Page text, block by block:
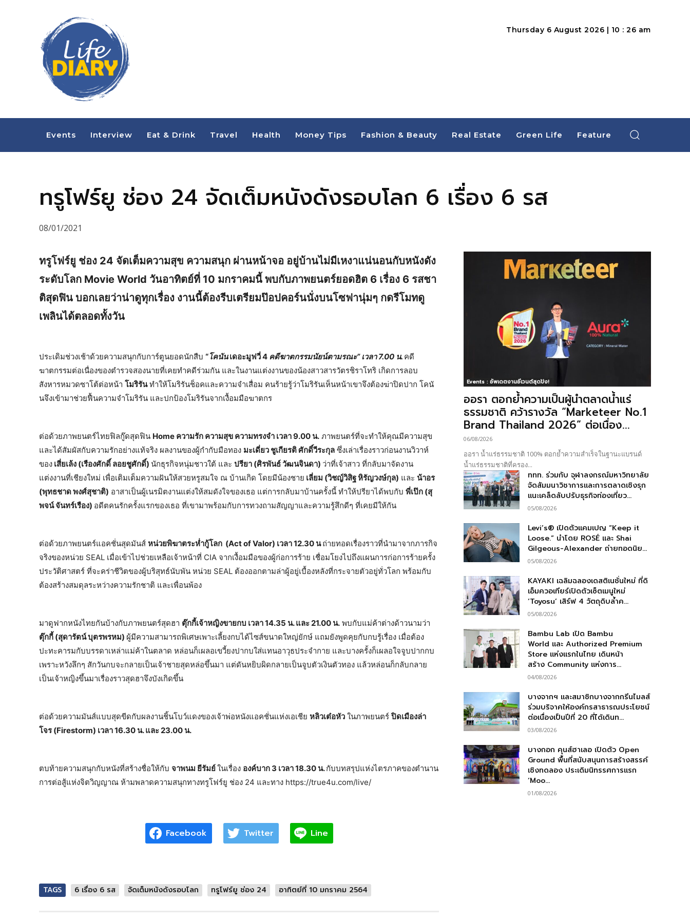
Thursday 6 August 2026 | 10 : 26 am
Events Interview Eat & Drink Travel Health Money Tips Fashion & Beauty Real Estate Green Life Feature
ทรูโฟร์ยู ช่อง 24 จัดเต็มหนังดังรอบโลก 6 เรื่อง 6 รส
08/01/2021
ทรูโฟร์ยู ช่อง 24 จัดเต็มความสุข ความสนุก ผ่านหน้าจอ อยู่บ้านไม่มีเหงาแน่นอนกับหนังดัง
ระดับโลก Movie World วันอาทิตย์ที่ 10 มกราคมนี้ พบกับภาพยนตร์ยอดฮิต 6 เรื่อง 6 รสชา
ติสุดฟิน บอกเลยว่าน่าดูทุกเรื่อง งานนี้ต้องรีบเตรียมป๊อปคอร์นนั่งบนโซฟานุ่มๆ กดรีโมทดู
เพลินได้ตลอดทั้งวัน
ประเดิมช่วงเช้าด้วยความสนุกกับการ์ตูนยอดนักสืบ “โคนันเดอะมูฟวี่ 4 คดีฆาตกรรมนัยน์ตามรณะ” เวลา 7.00 น. คดี
ฆาตกรรมต่อเนื่องของตำรวจสองนายที่เคยทำคดีร่วมกัน และในงานแต่งงานของน้องสาวสารวัตรชิราโทริ เกิดการลอบ
สังหารหมวดซาโต้ต่อหน้า โมริรันทำให้โมริรันช็อคและความจำเสื่อม คนร้ายรู้ว่าโมริรันเห็นหน้าเขาจึงต้องฆ่าปิดปาก โคนั
นจึงเข้ามาช่วยฟื้นความจำโมริรัน และปกป้องโมริรันจากเงื้อมมือฆาตกร
ต่อด้วยภาพยนตร์ไทยฟิลกู๊ดสุดฟิน Home ความรัก ความสุข ความทรงจำ เวลา 9.00 น. ภาพยนตร์ที่จะทำให้คุณมีความสุข
และได้สัมผัสกับความรักอย่างแท้จริง ผลงานของผู้กำกับมือทอง มะเดี่ยว ชูเกียรติ ศักดิ์วีระกุล ซึ่งเล่าเรื่องราวก่อนงานวิวาห์
ของ เสี่ยเล้ง (เรืองศักดิ์ ลอยชูศักดิ์) นักธุรกิจหนุ่มชาวใต้ และ ปรียา (ศิรพันธ์ วัฒนจินดา) ว่าที่เจ้าสาว ที่กลับมาจัดงาน
แต่งงานที่เชียงใหม่ เพื่อเติมเต็มความฝันให้สวยหรูสมใจ ณ บ้านเกิด โดยมีน้องชาย เลี่ยม (วิชญ์วิสิฐ หิรัญวงษ์กุล) และ น้าอร
(พุทธชาด พงศ์สุชาติ) อาสาเป็นผู้เนรมิตงานแต่งให้สมดังใจของเธอ แต่การกลับมาบ้านครั้งนี้ ทำให้ปรียาได้พบกับ พี่เป๊ก (สุ
พจน์ จันทร์เรือง) อดีตคนรักครั้งแรกของเธอ ที่เขามาพร้อมกับการทวงถามสัญญาและความรู้สึกดีๆ ที่เคยมีให้กัน
ต่อด้วยภาพยนตร์แอคชั่นสุดมันส์ หน่วยพิฆาตระห่ำกู้โลก (Act of Valor) เวลา 12.30 นถ่ายทอดเรื่องราวที่นำมาจากภารกิจ
จริงของหน่วย SEAL เมื่อเข้าไปช่วยเหลือเจ้าหน้าที่ CIA จากเงื้อมมือของผู้ก่อการร้าย เชื่อมโยงไปถึงแผนการก่อการร้ายครั้ง
ประวัติศาสตร์ ที่จะคร่าชีวิตของผู้บริสุทธ์นับพัน หน่วย SEAL ต้องออกตามล่าผู้อยู่เบื้องหลังที่กระจายตัวอยู่ทั่วโลก พร้อมกับ
ต้องสร้างสมดุลระหว่างความรักชาติ และเพื่อนพ้อง
มาดูฟากหนังไทยกันบ้างกับภาพยนตร์สุดฮา ตุ๊กกี้เจ้าหญิงขายกบ เวลา 14.35 น. และ 21.00 น. พบกับแม่ค้าต่างด้าวนามว่า
ตุ๊กกี้ (สุดารัตน์ บุตรพรหม) ผู้มีความสามารถพิเศษเพาะเลี้ยงกบได้ไซส์ขนาดใหญ่ยักษ์ แถมยังพูดคุยกับกบรู้เรื่อง เมื่อต้อง
ปะทะคารมกับบรรดาเหล่าแม่ค้าในตลาด หล่อนก็เผลอเขวี้ยงปากบใส่แทนอาวุธประจำกาย และบางครั้งก็เผลอใจจูบปากกบ
เพราะหวังลึกๆ สักวันกบจะกลายเป็นเจ้าชายสุดหล่อขึ้นมา แต่ดันหยิบผิดกลายเป็นจูบตัวเงินตัวทอง แล้วหล่อนก็กลับกลาย
เป็นเจ้าหญิงขึ้นมาเรื่องราวสุดฮาจึงบังเกิดขึ้น
ต่อด้วยความมันส์แบบสุดขีดกับผลงานชิ้นโบว์แดงของเจ้าพ่อหนังแอคชั่นแห่งเอเชีย หลิวเต๋อหัว ในภาพยนตร์ปิดเมืองล่า
โจร (Firestorm) เวลา 16.30 น. และ 23.00 น.
ตบท้ายความสนุกกับหนังที่สร้างชื่อให้กับ จาพนม ยีรัมย์ในเรื่อง องค์บาก 3 เวลา 18.30 น.กับบทสรุปแห่งไตรภาคของตำนาน
การต่อสู้แห่งจิตวิญญาณ ห้ามพลาดความสนุกทางทรูโฟร์ยู ช่อง 24 และทาง https://true4u.com/live/
Facebook Twitter Line
TAGS 6 เรื่อง 6 รส จัดเต็มหนังดังรอบโลก ทรูโฟร์ยู ช่อง 24 อาทิตย์ที่ 10 มกราคม 2564
Events : อัพเดตงานอีเวนต์สุดปัง!
ออรา ตอกย้ำความเป็นผู้นำตลาดน้ำแร่
ธรรมชาติ คว้ารางวัล “Marketeer No.1
Brand Thailand 2026” ต่อเนื่อง...
06/08/2026
ออรา น้ำแร่ธรรมชาติ 100% ตอกย้ำความสำเร็จในฐานะแบรนด์
น้ำแร่ธรรมชาติที่ครอง...
ททท. ร่วมกับ จุฬาลงกรณ์มหาวิทยาลัย
จัดสัมมนาวิชาการและการตลาดเชิงรุก
แนะเคล็ดลับปรับธุรกิจท่องเที่ยว...
05/08/2026
Levi’s® เปิดตัวแคมเปญ “Keep it
Loose.” นำโดย ROSÉ และ Shai
Gilgeous-Alexander ถ่ายทอดนิย...
05/08/2026
KAYAKI เฉลิมฉลองเดสติเนชั่นใหม่ ที่ดิ
เอ็มควอเทียร์เปิดตัวเซ็ตเมนูใหม่
‘Toyosu’ เสิร์ฟ 4 วัตถุดิบล้ำค...
05/08/2026
Bambu Lab เปิด Bambu
World และ Authorized Premium
Store แห่งแรกในไทย เดินหน้า
สร้าง Community แห่งการ...
04/08/2026
บางจากฯ และสมาชิกบางจากกรีนไมลส์
ร่วมบริจาคให้องค์กรสาธารณประโยชน์
ต่อเนื่องเป็นปีที่ 20 ที่ได้เดินท...
03/08/2026
บางกอก คุนส์ฮาเลอ เปิดตัว Open
Ground พื้นที่สนับสนุนการสร้างสรรค์
เชิงทดลอง ประเดิมนิทรรศการแรก
‘Moo...
01/08/2026